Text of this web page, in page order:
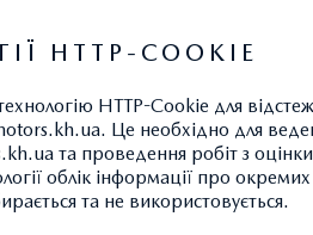
HTTP-COOKIE
HTTP-Cookie для
Це необхідно для
та проведення робіт з
облік інформації про окремих
та не використовується.